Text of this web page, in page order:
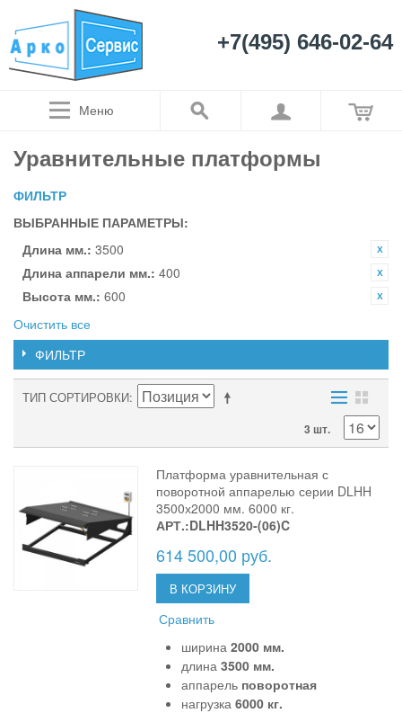
+7(495) 646-02-64
Меню
Уравнительные платформы
ФИЛЬТР
ВЫБРАННЫЕ ПАРАМЕТРЫ:
Длина мм.: 3500
Длина аппарели мм.: 400
Высота мм.: 600
Очистить все
ФИЛЬТР
ТИП СОРТИРОВКИ
3 шт.
Платформа уравнительная с
поворотной аппарелью серии DLHH
3500х2000 мм. 6000 кг.
АРТ.:DLHH3520-(06)C
614 500,00 руб.
В КОРЗИНУ
Сравнить
ширина2000 мм.
длина3500 мм.
аппарель поворотная
нагрузка 6000 кг.